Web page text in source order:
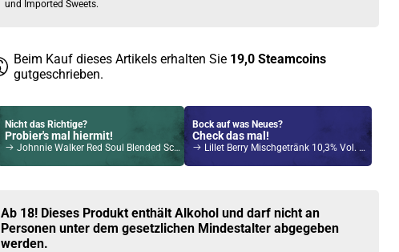
und Imported Sweets.
Beim Kauf dieses Artikels erhalten Sie 19,0 Steamcoins
gutgeschrieben.
Nicht das Richtige?
Probier's mal hiermit!
Johnnie Walker Red Soul Blended Scotch Whisky 40% Vol. 700ml
Bock auf was Neues?
Check das mal!
Lillet Berry Mischgetränk 10,3% Vol. 3x 200ml
Dovpo Ayce Pro Pod System Kit Silber
Ab 18! Dieses Produkt enthält Alkohol und darf nicht an
Personen unter dem gesetzlichen Mindestalter abgegeben
werden.